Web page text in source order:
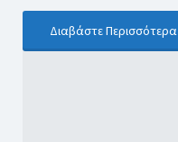
Διαβάστε Περισσότερα